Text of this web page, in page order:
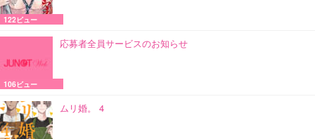
122ビュー
応募者全員サービスのお知らせ
106ビュー
ムリ婚。 4